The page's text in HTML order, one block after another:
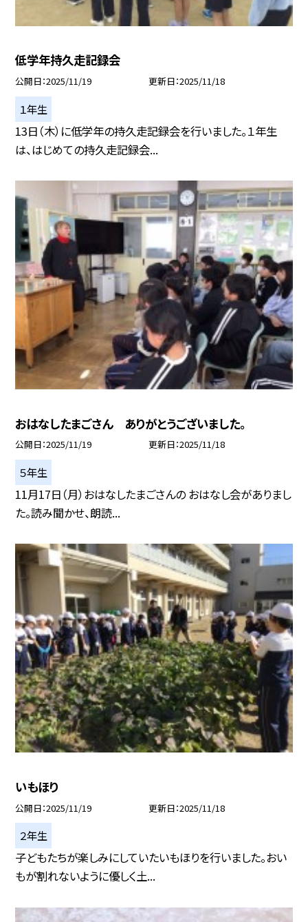
低学年持久走記録会
公開日 2025/11/19 更新日 2025/11/18
１年生
13日（木）に低学年の持久走記録会を行いました。１年生
は、はじめての持久走記録会...
おはなしたまごさん ありがとうございました。
公開日 2025/11/19 更新日 2025/11/18
５年生
11月17日（月）おはなしたまごさんの おはなし会がありまし
た。読み聞かせ、朗読...
いもほり
公開日 2025/11/19 更新日 2025/11/18
２年生
子どもたちが楽しみにしていたいもほりを行いました。おい
もが割れないように優しく土...